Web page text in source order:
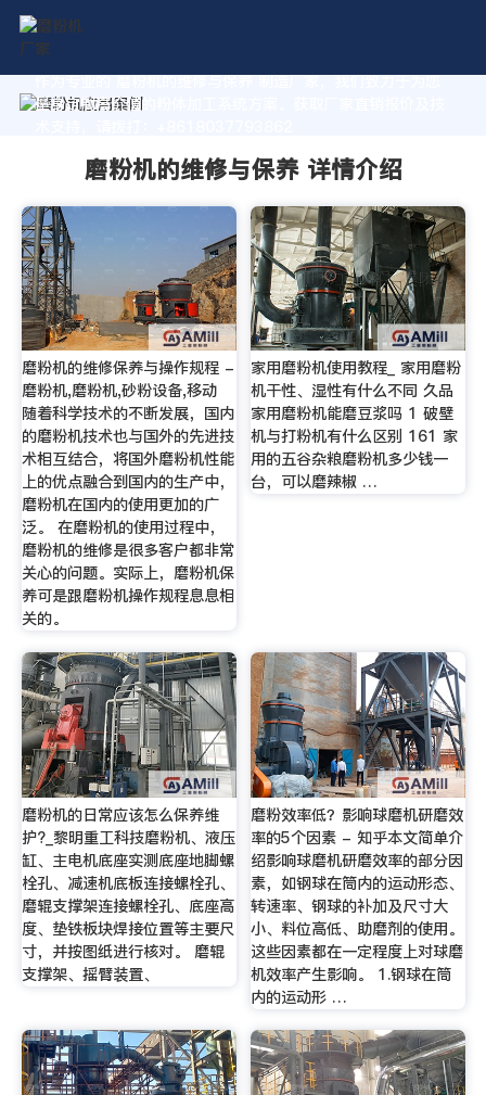
作为专业的 磨粉机的维修与保养 制造厂家，我们致力于为您
量身定制高价值的粉体加工系统方案。获取厂家直销报价及技
磨粉机的维修与保养 详情介绍
磨粉机的维修保养与操作规程 -
磨粉机,磨粉机,砂粉设备,移动
随着科学技术的不断发展，国内
的磨粉机技术也与国外的先进技
术相互结合，将国外磨粉机性能
上的优点融合到国内的生产中，
磨粉机在国内的使用更加的广
泛。 在磨粉机的使用过程中，
磨粉机的维修是很多客户都非常
关心的问题。实际上，磨粉机保
养可是跟磨粉机操作规程息息相
关的。
家用磨粉机使用教程_ 家用磨粉
机干性、湿性有什么不同 久品
家用磨粉机能磨豆浆吗 1 破壁
机与打粉机有什么区别 161 家
用的五谷杂粮磨粉机多少钱一
台，可以磨辣椒 …
磨粉机的日常应该怎么保养维
护?_黎明重工科技磨粉机、液压
缸、主电机底座实测底座地脚螺
栓孔、减速机底板连接螺栓孔、
磨辊支撑架连接螺栓孔、底座高
度、垫铁板块焊接位置等主要尺
寸，并按图纸进行核对。 磨辊
支撑架、摇臂装置、
磨粉效率低？影响球磨机研磨效
率的5个因素 - 知乎本文简单介
绍影响球磨机研磨效率的部分因
素，如钢球在筒内的运动形态、
转速率、钢球的补加及尺寸大
小、料位高低、助磨剂的使用。
这些因素都在一定程度上对球磨
机效率产生影响。 1.钢球在筒
内的运动形 …